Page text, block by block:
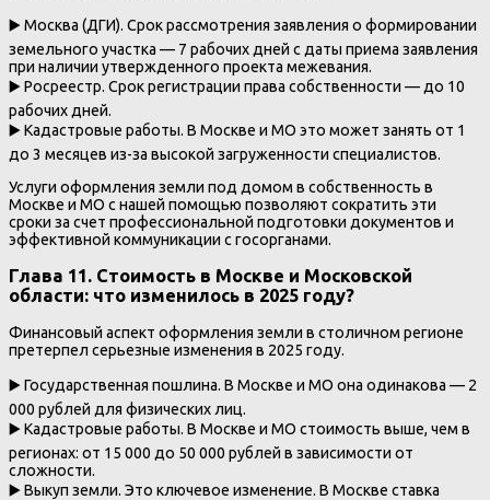
▶️ Москва (ДГИ). Срок рассмотрения заявления о формировании
земельного участка — 7 рабочих дней с даты приема заявления
при наличии утвержденного проекта межевания.
▶️ Росреестр. Срок регистрации права собственности — до 10
рабочих дней.
▶️ Кадастровые работы. В Москве и МО это может занять от 1
до 3 месяцев из-за высокой загруженности специалистов.
Услуги оформления земли под домом в собственность в
Москве и МО с нашей помощью позволяют сократить эти
сроки за счет профессиональной подготовки документов и
эффективной коммуникации с госорганами.
Глава 11. Стоимость в Москве и Московской
области: что изменилось в 2025 году?
Финансовый аспект оформления земли в столичном регионе
претерпел серьезные изменения в 2025 году.
▶️ Государственная пошлина. В Москве и МО она одинакова — 2
000 рублей для физических лиц.
▶️ Кадастровые работы. В Москве и МО стоимость выше, чем в
регионах: от 15 000 до 50 000 рублей в зависимости от
сложности.
▶️ Выкуп земли. Это ключевое изменение. В Москве ставка